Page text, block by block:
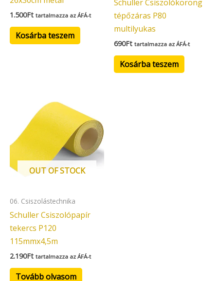
1.500Ft tartalmazza az ÁFÁ-t
Kosárba teszem
Schuller Csiszolókorong
tépőzáras P80
multilyukas
690Ft tartalmazza az ÁFÁ-t
Kosárba teszem
OUT OF STOCK
06. Csiszolástechnika
Schuller Csiszolópapír
tekercs P120
115mmx4,5m
2.190Ft tartalmazza az ÁFÁ-t
Tovább olvasom